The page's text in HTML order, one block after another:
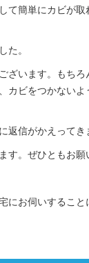
て簡単にカビが
た。
ざいます。もち
カビをつかない
返信がかえってき
す。ぜひともお願
にお伺いすること